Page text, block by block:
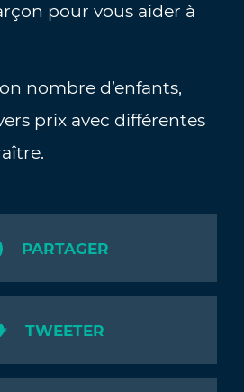
pour vous aider à
nombre d’enfants,
prix avec différentes
PARTAGER
TWEETER